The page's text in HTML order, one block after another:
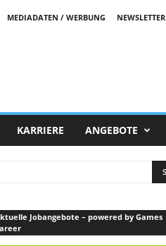
MEDIADATEN / WERBUNG
NEWSLETTER
KARRIERE ANGEBOTE
Jobangebote – powered by Games